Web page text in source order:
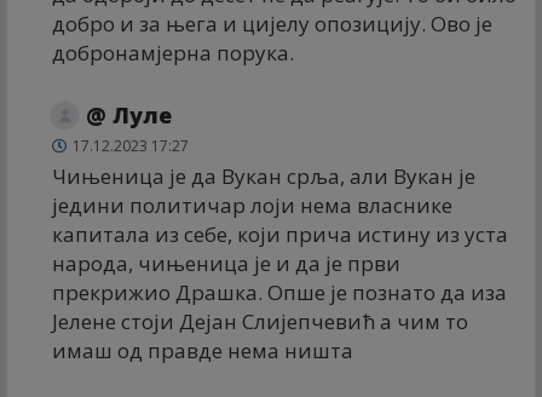
добро и за њега и цијелу опозицију. Ово је
добронамјерна порука.
@ Луле
17.12.2023 17:27
Чињеница је да Вукан срља, али Вукан је
једини политичар лоји нема власнике
капитала из себе, који прича истину из уста
народа, чињеница је и да је први
прекрижио Драшка. Опше је познато да иза
Јелене стоји Дејан Слијепчевић а чим то
имаш од правде нема ништа